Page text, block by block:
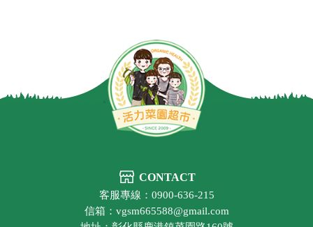
CONTACT
客服專線：0900-636-215
信箱：vgsm665588@gmail.com